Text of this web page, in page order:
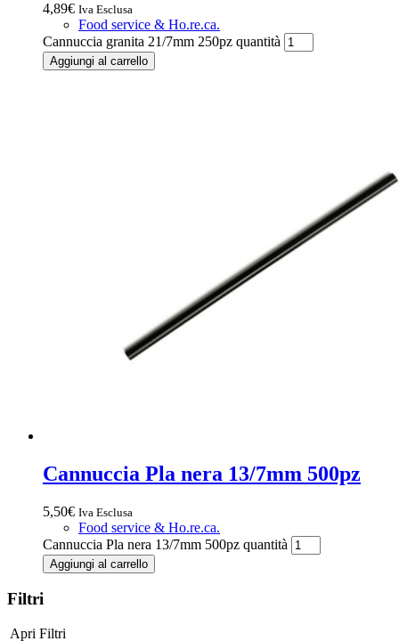
4,89€ Iva Esclusa
Food service & Ho.re.ca.
Cannuccia granita 21/7mm 250pz quantità
Aggiungi al carrello
Cannuccia Pla nera 13/7mm 500pz
5,50€ Iva Esclusa
Food service & Ho.re.ca.
Cannuccia Pla nera 13/7mm 500pz quantità
Aggiungi al carrello
Filtri
Apri Filtri